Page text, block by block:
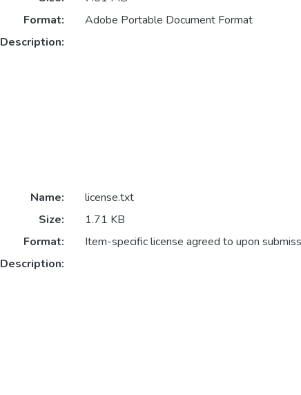
Format:
Adobe Portable Document Format
Description:
Name:
license.txt
Size:
1.71 KB
Format:
Item-specific license agreed to upon
Description: